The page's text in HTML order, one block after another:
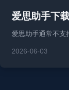
爱思助手下
爱思助手通常不支
2026-06-03